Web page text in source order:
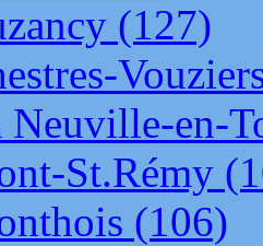
(127)
Neuville-en-
St.Rémy
(106)